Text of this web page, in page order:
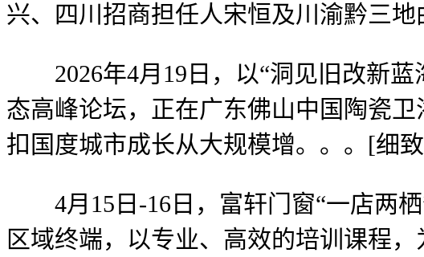
兴、四川招商担任人宋恒及川渝黔三地
2026年4月19日，以“洞见旧改新蓝
态高峰论坛，正在广东佛山中国陶瓷
扣国度城市成长从大规模增。。。[细致
4月15日-16日，富轩门窗“一店两栖
区域终端，以专业、高效的培训课程